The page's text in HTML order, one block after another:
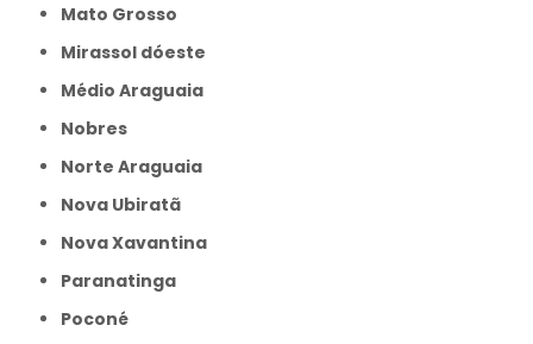
Mato Grosso
Mirassol dóeste
Médio Araguaia
Nobres
Norte Araguaia
Nova Ubiratã
Nova Xavantina
Paranatinga
Poconé